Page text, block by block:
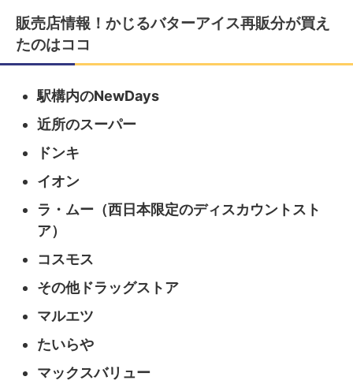
販売店情報！かじるバターアイス再販分が買え
たのはココ
駅構内のNewDays
近所のスーパー
ドンキ
イオン
ラ・ムー（西日本限定のディスカウントスト
ア）
コスモス
その他ドラッグストア
マルエツ
たいらや
マックスバリュー